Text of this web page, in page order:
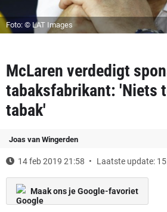
Foto: © LAT Images
McLaren verdedigt
tabaksfabrikant: 'Niets
tabak'
Joas van Wingerden
14 feb 2019 21:58 Laatste update:
Maak ons je Google-favoriet